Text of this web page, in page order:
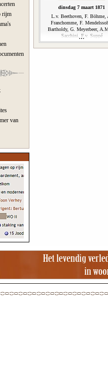
rijm
van
dinsdag 7 maart 1871
L.v. Beethoven, F. Böhme,
Franchomme, F.
Bartholdy, G. Meyerbeer,
Sacchini, F.v. Suppé